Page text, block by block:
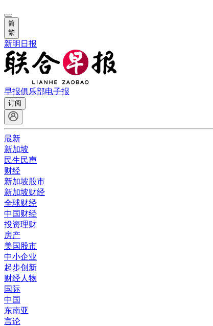
简
繁
新明日报
早报俱乐部电子报
订阅
最新
新加坡
民生民声
财经
新加坡股市
新加坡财经
全球财经
中国财经
投资理财
房产
美国股市
中小企业
起步创新
财经人物
国际
中国
东南亚
言论